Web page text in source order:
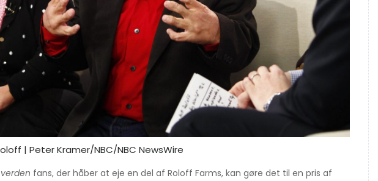
| Peter Kramer/NBC/NBC NewsWire
fans, der håber at eje en del af Roloff Farms, kan gøre det til en pris af